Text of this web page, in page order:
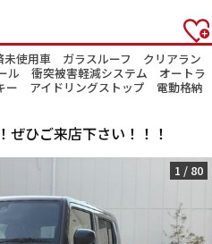
使用車 ガラスルーフ クリアラン
ル 衝突被害軽減システム オートラ
アイドリングストップ 電動格納
ぜひご来店下さい！！！
1 / 80